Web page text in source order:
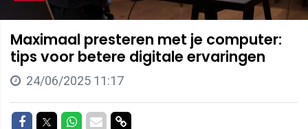
Maximaal presteren met je computer:
tips voor betere digitale ervaringen
24/06/2025 11:17
Delen op Facebook
Delen op Twitter
Delen op Whatsapp
Delen via Mail
Delen via link